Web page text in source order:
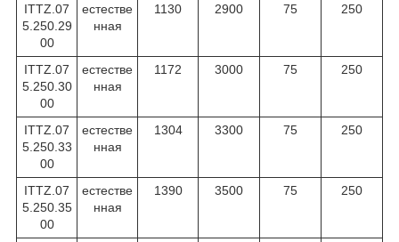
ITTZ.07
5.250.29
00
естестве
нная
1130 2900 75 250
ITTZ.07
5.250.30
00
естестве
нная
1172 3000 75 250
ITTZ.07
5.250.33
00
естестве
нная
1304 3300 75 250
ITTZ.07
5.250.35
00
естестве
нная
1390 3500 75 250